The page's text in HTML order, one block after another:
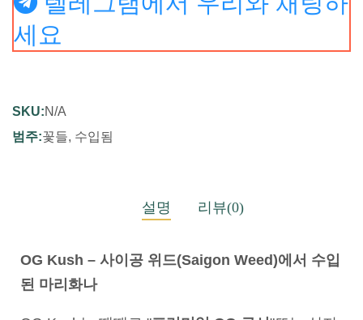
세요
SKU:N/A
범주:꽃들, 수입됨
설명 리뷰(0)
OG Kush – 사이공 위드(Saigon Weed)에서 수입
된 마리화나